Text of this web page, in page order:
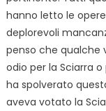
hanno letto le
deplorevoli
penso che qualche
odio per la Sciarra
ha spolverato
aveva votato la